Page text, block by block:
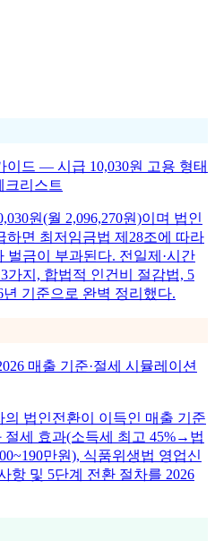
이드 — 시급 10,030원 고용 형태
크리스트
원(월 2,096,270원)이며 법인
하면 최저임금법 제28조에 따라
벌금이 부과된다. 전일제·시간
가지, 합법적 인건비 절감법, 5
기준으로 완벽 정리했다.
매출 기준·절세 시뮬레이션
의 법인전환이 이득인 매출 기준
절세 효과(소득세 최고 45%→법
만원), 식품위생법 영업신
항 및 5단계 전환 절차를 2026